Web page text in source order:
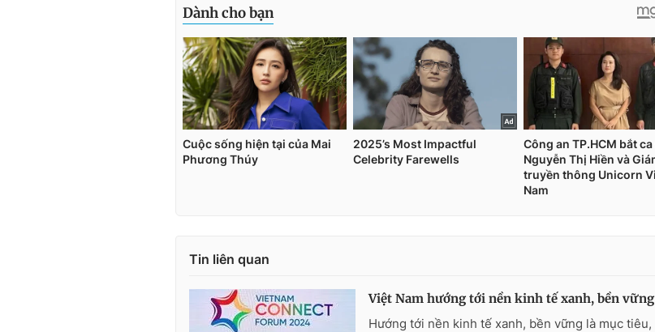
Tin liên quan
Việt Nam hướng tới nền kinh tế xanh, bền vững
Hướng tới nền kinh tế xanh, bền vững là mục tiêu,